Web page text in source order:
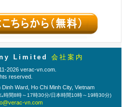
Limited 会社案内
2026 verac-vn.com.
reserved.
Ward, Ho Chi Minh City, Vietnam
時間8時～17時30分/日本時間10時～19時30分)
vn.com